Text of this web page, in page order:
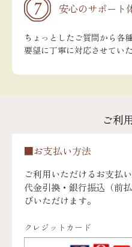
安心のサポート
ちょっとしたご質問から各
要望に丁寧に対応させてい
ご利
■お支払い方法
ご利用いただけるお支払
代金引換・銀行振込（前
びいただけます。
クレジットカード